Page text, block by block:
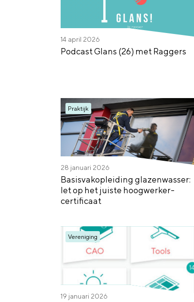
14 april 2026
Podcast Glans (26) met Raggers
Praktijk
28 januari 2026
Basisvakopleiding glazenwasser:
let op het juiste hoogwerker-
certificaat
Vereniging
19 januari 2026